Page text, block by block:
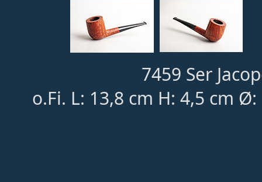
7459 Ser
o.Fi. L: 13,8 cm H: 4,5 cm